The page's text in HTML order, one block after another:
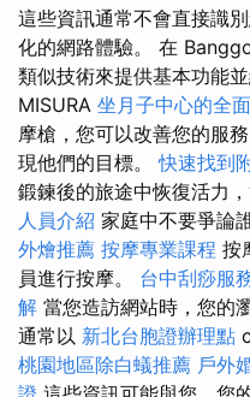
這些資訊通常不會直接識
化的網路體驗。 在
類似技術來提供基本功能
MISURA 坐月子中心的全
摩槍，您可以改善您的服
現他們的目標。快速找到
鍛鍊後的旅途中恢復活力
人員介紹 家庭中不要爭論
外燴推薦 按摩專業課程 按
員進行按摩。 台中刮痧服
解 當您造訪網站時，您的
通常以 新北台胞證辦理點
桃園地區除白蟻推薦 戶外